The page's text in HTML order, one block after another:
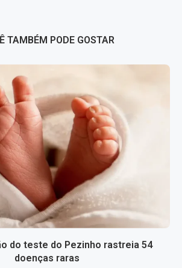
TAMBÉM PODE GOSTAR
do teste do Pezinho rastreia 54
doenças raras